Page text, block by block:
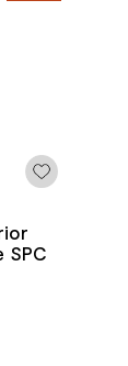
SPC